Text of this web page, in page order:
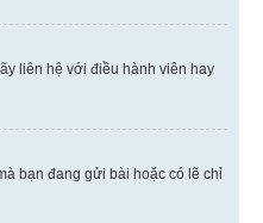
liên hệ với điều hành viên hay
bạn đang gửi bài hoặc có lẽ chỉ